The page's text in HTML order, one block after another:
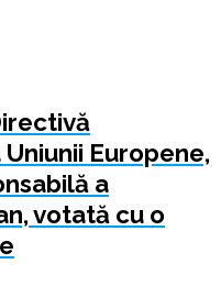
Europene,
a
votată cu o